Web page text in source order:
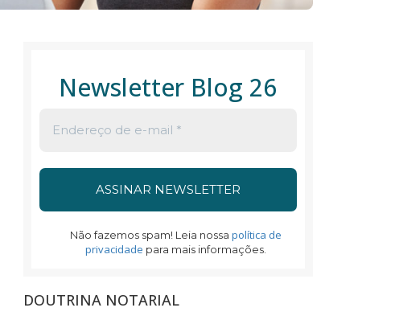
Newsletter Blog 26
Não fazemos spam! Leia nossapolítica de
privacidade para mais informações.
DOUTRINA NOTARIAL